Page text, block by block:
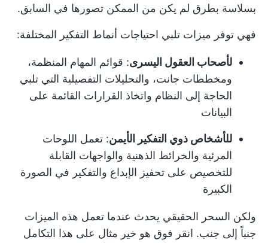
بسلاسة بطرق لم يكن من الممكن تصورها في السابق.
فهي توفر ميزات تلبي احتياجات أنماط التفكير المختلفة:
لأصحاب العقول اليسرى: قوائم المهام المنظمة،
ومخططات جانت، والتحليلات التفصيلية التي تلبي
الحاجة إلى النظام واتخاذ القرارات القائمة على
البيانات
للأشخاص ذوي التفكير الأيمن: تعمل اللوحات
المرئية والخرائط الذهنية والواجهات القابلة
للتخصيص على تحفيز الإبداع والتفكير في الصورة
الكبيرة
ولكن السحر الحقيقي يحدث عندما تعمل هذه الميزات
جنباً إلى جنب. انقر فوق هو خير مثال على هذا التكامل